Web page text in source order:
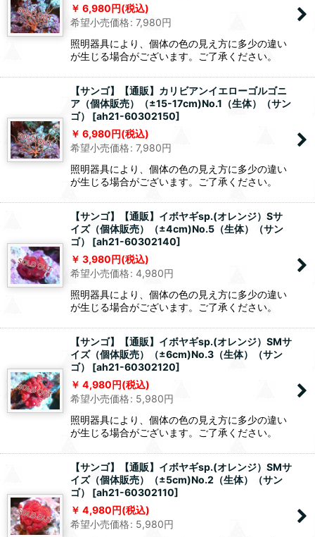
6,980円(税込)
希望小売価格: 7,980円
照明器具により、個体の色の見え方に多少の違い
が生じる場合がございます。ご了承ください。
【サンゴ】【通販】カリビアンイエローゴルゴニ
ア（個体販売）（±15-17cm)No.1（生体）（サン
ゴ）
[ah21-60302150]
6,980円(税込)
希望小売価格: 7,980円
照明器具により、個体の色の見え方に多少の違い
が生じる場合がございます。ご了承ください。
【サンゴ】【通販】イボヤギsp.(オレンジ）Sサ
イズ（個体販売）（±4cm)No.5（生体）（サン
ゴ）
[ah21-60302140]
3,980円(税込)
希望小売価格: 4,980円
照明器具により、個体の色の見え方に多少の違い
が生じる場合がございます。ご了承ください。
【サンゴ】【通販】イボヤギsp.(オレンジ）SMサ
イズ（個体販売）（±6cm)No.3（生体）（サン
ゴ）
[ah21-60302120]
4,980円(税込)
希望小売価格: 5,980円
照明器具により、個体の色の見え方に多少の違い
が生じる場合がございます。ご了承ください。
【サンゴ】【通販】イボヤギsp.(オレンジ）SMサ
イズ（個体販売）（±5cm)No.2（生体）（サン
ゴ）
[ah21-60302110]
4,980円(税込)
希望小売価格: 5,980円